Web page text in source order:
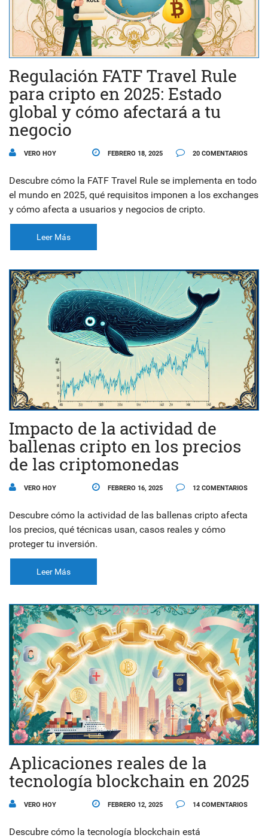
Regulación FATF Travel Rule
para cripto en 2025: Estado
global y cómo afectará a tu
negocio
VERO HOY FEBRERO 18, 2025 20 COMENTARIOS
Descubre cómo la FATF Travel Rule se implementa en todo
el mundo en 2025, qué requisitos imponen a los exchanges
y cómo afecta a usuarios y negocios de cripto.
Leer Más
Impacto de la actividad de
ballenas cripto en los precios
de las criptomonedas
VERO HOY FEBRERO 16, 2025 12 COMENTARIOS
Descubre cómo la actividad de las ballenas cripto afecta
los precios, qué técnicas usan, casos reales y cómo
proteger tu inversión.
Leer Más
Aplicaciones reales de la
tecnología blockchain en 2025
VERO HOY FEBRERO 12, 2025 14 COMENTARIOS
Descubre cómo la tecnología blockchain está